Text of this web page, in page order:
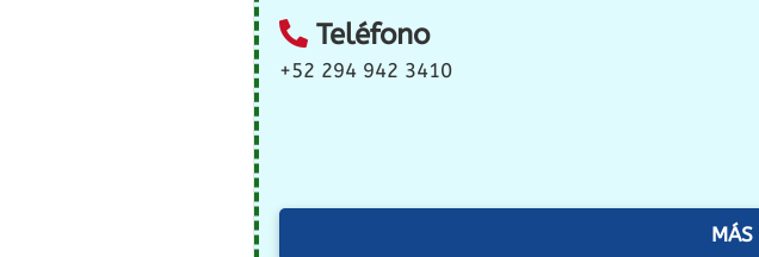
Teléfono
+52 294 942 3410
MÁS